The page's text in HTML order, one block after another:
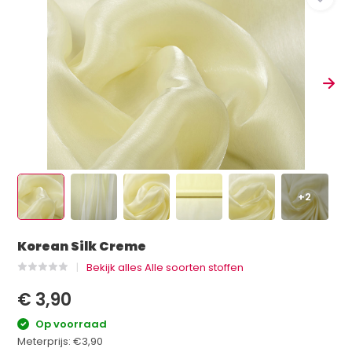
+2
Korean Silk Creme
Bekijk alles Alle soorten stoffen
€ 3,90
Op voorraad
Meterprijs:€3,90